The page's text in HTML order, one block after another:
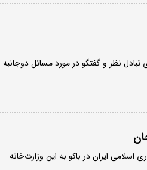
تبادل نظر و گفتگو در مورد مسائل دوجانبه
اسلامی ایران در باکو به این وزارت‌خانه